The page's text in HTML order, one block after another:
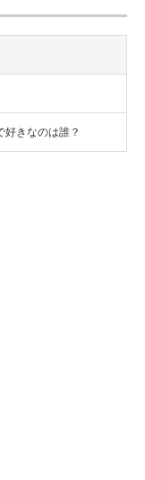
好きなのは誰？